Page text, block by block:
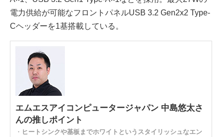
電力供給が可能なフロントパネルUSB 3.2 Gen2x2 Type-
Cヘッダーを1基搭載している。
エムエスアイコンピュータージャパン 中島悠太さ
んの推しポイント
・ ヒートシンクや基板までホワイトというスタイリッシュなエン